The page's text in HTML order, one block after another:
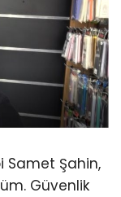
Samet Şahin,
Güvenlik